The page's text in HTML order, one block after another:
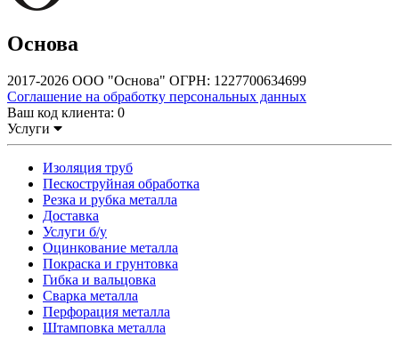
Основа
2017-2026 ООО "Основа" ОГРН: 1227700634699
Соглашение на обработку персональных данных
Ваш код клиента: 0
Услуги
Изоляция труб
Пескоструйная обработка
Резка и рубка металла
Доставка
Услуги б/у
Оцинкование металла
Покраска и грунтовка
Гибка и вальцовка
Сварка металла
Перфорация металла
Штамповка металла